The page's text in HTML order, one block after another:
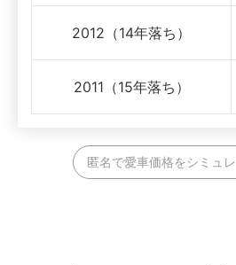
2012（14年落ち）
2011（15年落ち）
匿名で愛車価格をシミュ